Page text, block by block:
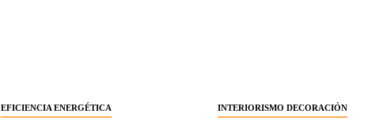
EFICIENCIA ENERGÉTICA INTERIORISMO DECORACIÓN